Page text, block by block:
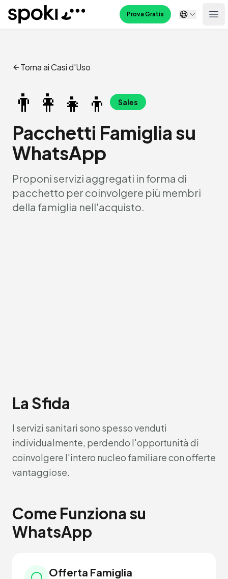
Spoki Prova Gratis
Torna ai Casi d'Uso
👨‍👩‍👧‍👦 Sales
Pacchetti Famiglia su
WhatsApp
Proponi servizi aggregati in forma di
pacchetto per coinvolgere più membri
della famiglia nell'acquisto.
La Sfida
I servizi sanitari sono spesso venduti
individualmente, perdendo l'opportunità di
coinvolgere l'intero nucleo familiare con offerte
vantaggiose.
Come Funziona su
WhatsApp
Offerta Famiglia